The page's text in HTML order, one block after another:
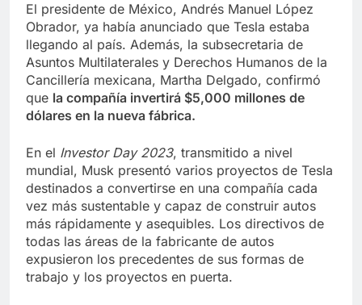
El presidente de México, Andrés Manuel López
Obrador, ya había anunciado que Tesla estaba
llegando al país. Además, la subsecretaria de
Asuntos Multilaterales y Derechos Humanos de la
Cancillería mexicana, Martha Delgado, confirmó
que la compañía invertirá $5,000 millones de
dólares en la nueva fábrica.
En el Investor Day 2023, transmitido a nivel
mundial, Musk presentó varios proyectos de Tesla
destinados a convertirse en una compañía cada
vez más sustentable y capaz de construir autos
más rápidamente y asequibles. Los directivos de
todas las áreas de la fabricante de autos
expusieron los precedentes de sus formas de
trabajo y los proyectos en puerta.